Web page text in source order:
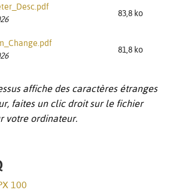
83,8 ko
81,8 ko
affiche des caractères étranges
faites un clic droit sur le fichier
votre ordinateur.
100